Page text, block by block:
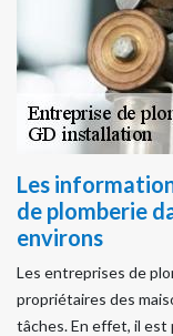
Les
de plomberie
environs
Les entreprises de
propriétaires des
tâches. En effet, il est